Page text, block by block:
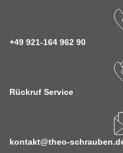
+49 921-164 962 90
Rückruf Service
kontakt@theo-